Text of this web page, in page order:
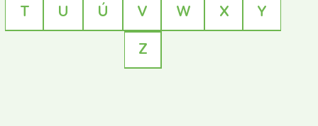
T U Ú V W X Y
Z